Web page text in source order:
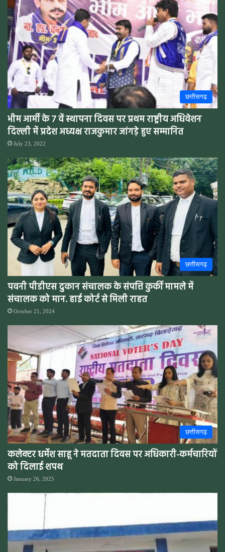
छत्तीसगढ़
भीम आर्मी के 7 वें स्थापना दिवस पर प्रथम राष्ट्रीय अधिवेशन
दिल्ली में प्रदेश अध्यक्ष राजकुमार जांगड़े हुए सम्मानित
July 23, 2022
छत्तीसगढ़
पवनी पीडीएस दुकान संचालक के संपत्ति कुर्की मामले में
संचालक को मान. हाई कोर्ट से मिली राहत
October 21, 2024
छत्तीसगढ़
कलेक्टर धर्मेश साहू ने मतदाता दिवस पर अधिकारी-कर्मचारियों
को दिलाई शपथ
January 26, 2025